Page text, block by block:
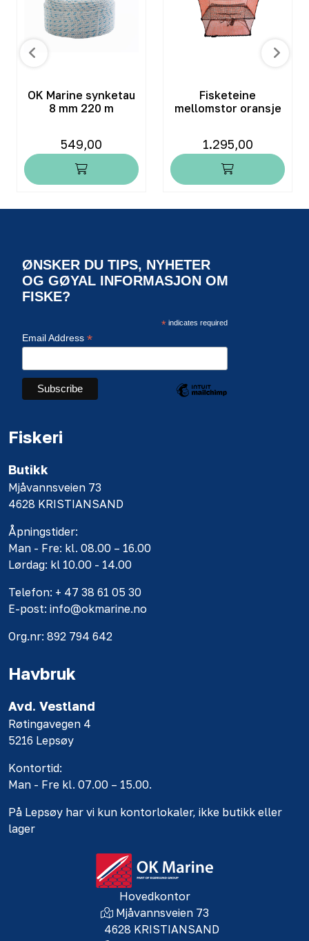
OK Marine synketau
8 mm 220 m
549,00
Fisketeine
mellomstor oransje
1.295,00
ØNSKER DU TIPS, NYHETER
OG GØYAL INFORMASJON OM
FISKE?
*indicates required
Email Address *
Fiskeri
Butikk
Mjåvannsveien 73
4628 KRISTIANSAND
Åpningstider:
Man - Fre: kl. 08.00 – 16.00
Lørdag: kl 10.00 - 14.00
Telefon: + 47 38 61 05 30
E-post: info@okmarine.no
Org.nr: 892 794 642
Havbruk
Avd. Vestland
Røtingavegen 4
5216 Lepsøy
Kontortid:
Man - Fre kl. 07.00 – 15.00.
På Lepsøy har vi kun kontorlokaler, ikke butikk eller
lager
Hovedkontor
Mjåvannsveien 73
4628 KRISTIANSAND